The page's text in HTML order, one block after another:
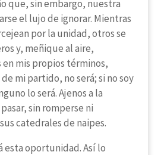
que, sin embargo, nuestra
el lujo de ignorar. Mientras
por la unidad, otros se
y, meñique al aire,
en mis propios términos,
mi partido, no será; si no soy
lo será. Ajenos a la
sin romperse ni
catedrales de naipes.
esta oportunidad. Así lo